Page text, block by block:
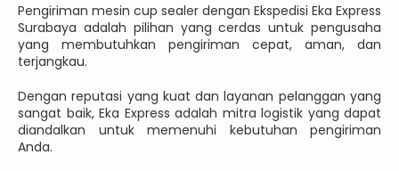
Pengiriman mesin cup sealer dengan Ekspedisi Eka Express
Surabaya adalah pilihan yang cerdas untuk pengusaha
yang membutuhkan pengiriman cepat, aman, dan
terjangkau.
Dengan reputasi yang kuat dan layanan pelanggan yang
sangat baik, Eka Express adalah mitra logistik yang dapat
diandalkan untuk memenuhi kebutuhan pengiriman
Anda.